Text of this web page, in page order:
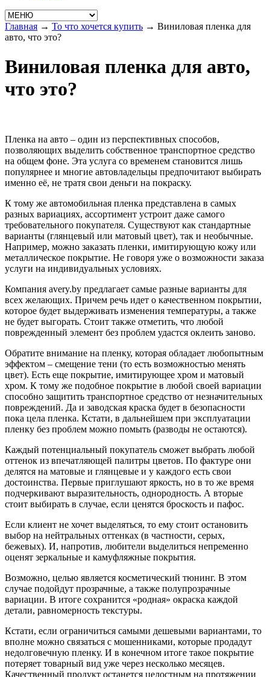
Главная → То что хочется купить → Виниловая пленка для
авто, что это?
Виниловая пленка для авто,
что это?
Пленка на авто – один из перспективных способов,
позволяющих выделить собственное транспортное средство
на общем фоне. Эта услуга со временем становится лишь
популярнее и многие автовладельцы предпочитают выбирать
именно её, не тратя свои деньги на покраску.
К тому же автомобильная пленка представлена в самых
разных вариациях, ассортимент устроит даже самого
требовательного покупателя. Существуют как стандартные
варианты (глянцевый или матовый цвет), так и необычные.
Например, можно заказать пленки, имитирующую кожу или
металлическое покрытие. Не говоря уже о возможности заказа
услуги на индивидуальных условиях.
Компания avery.by предлагает самые разные варианты для
всех желающих. Причем речь идет о качественном покрытии,
которое будет выдерживать изменения температуры, а также
не будет выгорать. Стоит также отметить, что любой
поврежденный элемент без проблем удастся оклеить заново.
Обратите внимание на пленку, которая обладает любопытным
эффектом – смещение тени (то есть возможностью менять
цвет). Есть еще покрытие, имитирующее хром и матовый
хром. К тому же подобное покрытие в любой своей вариации
способно защитить транспортное средство от незначительных
повреждений. Да и заводская краска будет в безопасности
пока цела пленка. Кстати, в дальнейшем при эксплуатации
пленку без проблем можно помыть (разводы не остаются).
Каждый потенциальный покупатель сможет выбрать любой
оттенок из впечатляющей палитры цветов. По фактуре они
делятся на матовые и глянцевые и у каждого есть свои
достоинства. Первые приглушают яркость, но в то же время
подчеркивают выразительность, однородность. А вторые
стоит выбирать в случае, если ценятся броскость и пафос.
Если клиент не хочет выделяться, то ему стоит остановить
выбор на нейтральных оттенках (в частности, серых,
бежевых). И, напротив, любители выделиться непременно
оценят зеркальные и камуфляжные покрытия.
Возможно, целью является косметический тюнинг. В этом
случае подойдут прозрачные, а также полупрозрачные
вариации. В итоге сохранится «родная» окраска каждой
детали, равномерность текстуры.
Кстати, если ограничиться самыми дешевыми вариантами, то
вполне можно связаться с мошенниками, которые продадут
недолговечную пленку. И в конечном итоге такое покрытие
потеряет товарный вид уже через несколько месяцев.
Качественный продукт останется целостным на протяжении